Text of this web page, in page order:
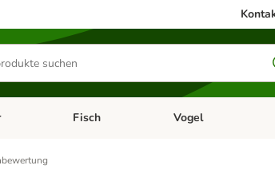
öffnen: Hundefutter & Zubehör
Kategorie-Menü öffnen: Kleintier
Fisch Kategorie-Menü
Vogel